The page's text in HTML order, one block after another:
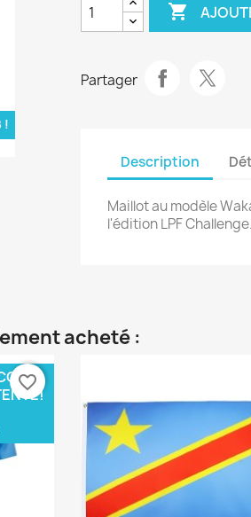
!

Partager
Description
Maillot au modèle
l'édition LPF Challenge.
acheté :
favorite_border